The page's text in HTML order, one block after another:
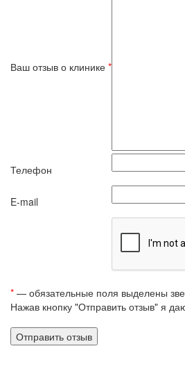
Ваш отзыв о клинике *
Телефон
E-mail
* — обязательные поля выделены
Нажав кнопку "Отправить отзыв" я